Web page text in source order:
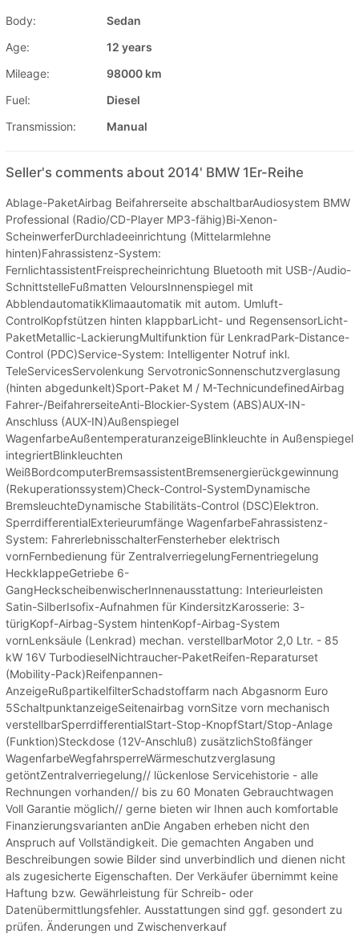
Body:
Sedan
Age:
12 years
Mileage:
98000 km
Fuel:
Diesel
Transmission:
Manual
Seller's comments about 2014' BMW 1Er-Reihe
Ablage-PaketAirbag Beifahrerseite abschaltbarAudiosystem BMW
Professional (Radio/CD-Player MP3-fähig)Bi-Xenon-
ScheinwerferDurchladeeinrichtung (Mittelarmlehne
hinten)Fahrassistenz-System:
FernlichtassistentFreisprecheinrichtung Bluetooth mit USB-/Audio-
SchnittstelleFußmatten VeloursInnenspiegel mit
AbblendautomatikKlimaautomatik mit autom. Umluft-
ControlKopfstützen hinten klappbarLicht- und RegensensorLicht-
PaketMetallic-LackierungMultifunktion für LenkradPark-Distance-
Control (PDC)Service-System: Intelligenter Notruf inkl.
TeleServicesServolenkung ServotronicSonnenschutzverglasung
(hinten abgedunkelt)Sport-Paket M / M-TechnicundefinedAirbag
Fahrer-/BeifahrerseiteAnti-Blockier-System (ABS)AUX-IN-
Anschluss (AUX-IN)Außenspiegel
WagenfarbeAußentemperaturanzeigeBlinkleuchte in Außenspiegel
integriertBlinkleuchten
WeißBordcomputerBremsassistentBremsenergierückgewinnung
(Rekuperationssystem)Check-Control-SystemDynamische
BremsleuchteDynamische Stabilitäts-Control (DSC)Elektron.
SperrdifferentialExterieurumfänge WagenfarbeFahrassistenz-
System: FahrerlebnisschalterFensterheber elektrisch
vornFernbedienung für ZentralverriegelungFernentriegelung
HeckklappeGetriebe 6-
GangHeckscheibenwischerInnenausstattung: Interieurleisten
Satin-SilberIsofix-Aufnahmen für KindersitzKarosserie: 3-
türigKopf-Airbag-System hintenKopf-Airbag-System
vornLenksäule (Lenkrad) mechan. verstellbarMotor 2,0 Ltr. - 85
kW 16V TurbodieselNichtraucher-PaketReifen-Reparaturset
(Mobility-Pack)Reifenpannen-
AnzeigeRußpartikelfilterSchadstoffarm nach Abgasnorm Euro
5SchaltpunktanzeigeSeitenairbag vornSitze vorn mechanisch
verstellbarSperrdifferentialStart-Stop-KnopfStart/Stop-Anlage
(Funktion)Steckdose (12V-Anschluß) zusätzlichStoßfänger
WagenfarbeWegfahrsperreWärmeschutzverglasung
getöntZentralverriegelung// lückenlose Servicehistorie - alle
Rechnungen vorhanden// bis zu 60 Monaten Gebrauchtwagen
Voll Garantie möglich// gerne bieten wir Ihnen auch komfortable
Finanzierungsvarianten anDie Angaben erheben nicht den
Anspruch auf Vollständigkeit. Die gemachten Angaben und
Beschreibungen sowie Bilder sind unverbindlich und dienen nicht
als zugesicherte Eigenschaften. Der Verkäufer übernimmt keine
Haftung bzw. Gewährleistung für Schreib- oder
Datenübermittlungsfehler. Ausstattungen sind ggf. gesondert zu
prüfen. Änderungen und Zwischenverkauf